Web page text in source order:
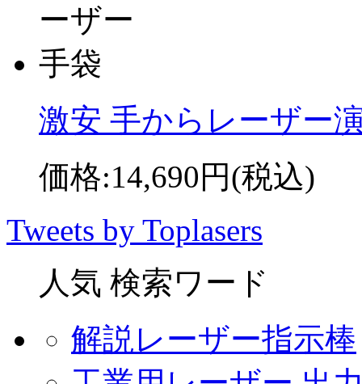
激安 手からレーザー
価格:14,690円(税込)
Tweets by Toplasers
人気 検索ワード
解説レーザー指示棒